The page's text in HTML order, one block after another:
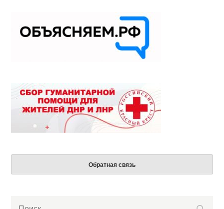
Обратная связь
Search